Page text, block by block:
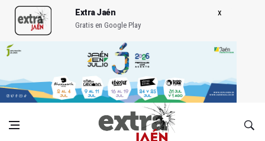
Extra Jaén
Gratis en Google Play